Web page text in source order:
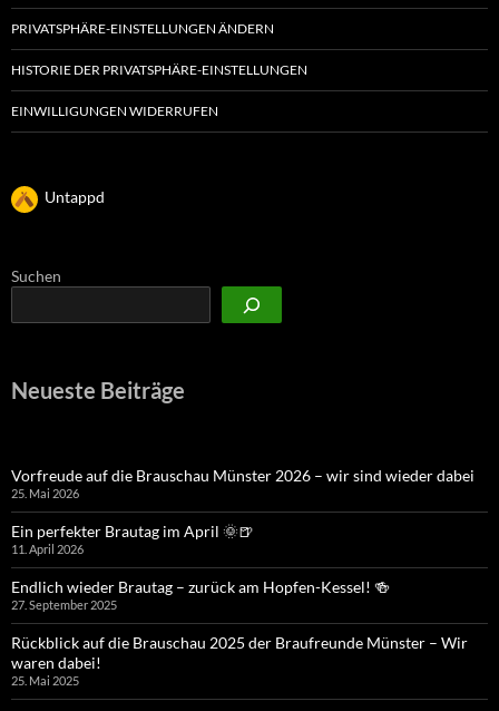
PRIVATSPHÄRE-EINSTELLUNGEN ÄNDERN
HISTORIE DER PRIVATSPHÄRE-EINSTELLUNGEN
EINWILLIGUNGEN WIDERRUFEN
Untappd
Suchen
Neueste Beiträge
Vorfreude auf die Brauschau Münster 2026 – wir sind wieder dabei
25. Mai 2026
Ein perfekter Brautag im April 🌞🍺
11. April 2026
Endlich wieder Brautag – zurück am Hopfen-Kessel! 🍻
27. September 2025
Rückblick auf die Brauschau 2025 der Braufreunde Münster – Wir
waren dabei!
25. Mai 2025